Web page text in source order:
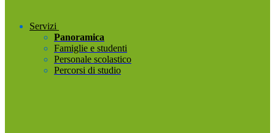
Servizi
Panoramica
Famiglie e studenti
Personale scolastico
Percorsi di studio